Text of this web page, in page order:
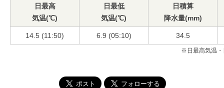
日最高
気温(℃)
日最低
気温(℃)
日積算
降水量(mm)
14.5 (11:50) 6.9 (05:10) 34.5
※日最高気温・